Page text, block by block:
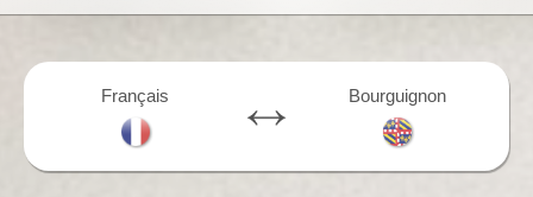
Français Bourguignon